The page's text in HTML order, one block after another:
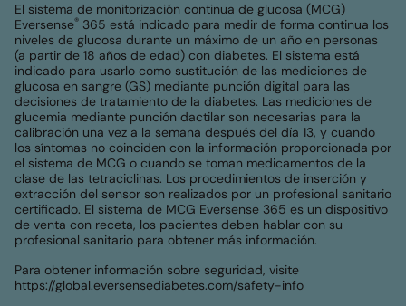
El sistema de monitorización continua de glucosa (MCG)
Eversense® 365 está indicado para medir de forma continua los
niveles de glucosa durante un máximo de un año en personas
(a partir de 18 años de edad) con diabetes. El sistema está
indicado para usarlo como sustitución de las mediciones de
glucosa en sangre (GS) mediante punción digital para las
decisiones de tratamiento de la diabetes. Las mediciones de
glucemia mediante punción dactilar son necesarias para la
calibración una vez a la semana después del día 13, y cuando
los síntomas no coinciden con la información proporcionada por
el sistema de MCG o cuando se toman medicamentos de la
clase de las tetraciclinas. Los procedimientos de inserción y
extracción del sensor son realizados por un profesional sanitario
certificado. El sistema de MCG Eversense 365 es un dispositivo
de venta con receta, los pacientes deben hablar con su
profesional sanitario para obtener más información.
Para obtener información sobre seguridad, visite
https://global.eversensediabetes.com/safety-info